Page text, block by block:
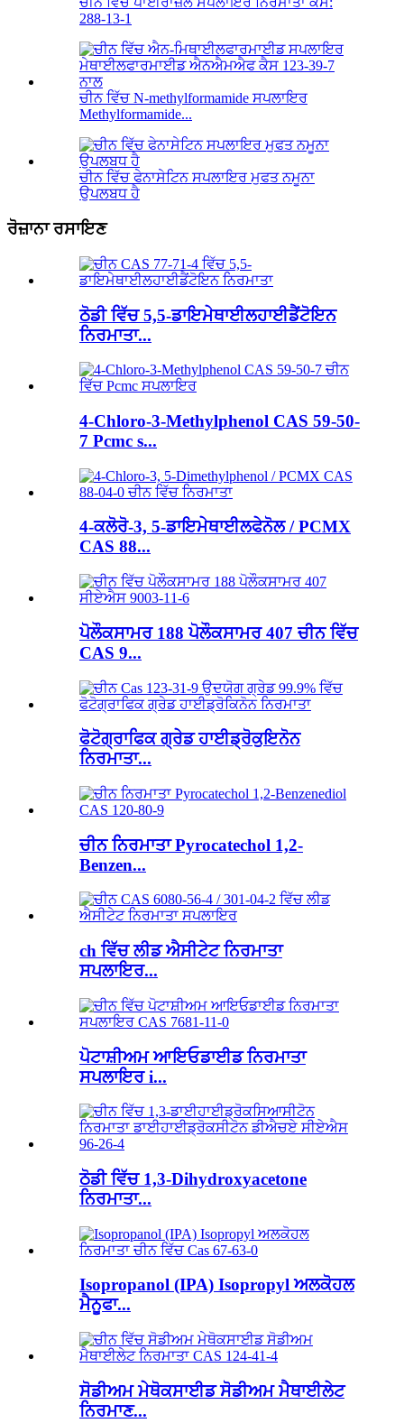
288-13-1
ਚੀਨ ਵਿੱਚ N-methylformamide ਸਪਲਾਇਰ
Methylformamide...
ਚੀਨ ਵਿੱਚ ਫੇਨਾਸੇਟਿਨ ਸਪਲਾਇਰ ਮੁਫਤ ਨਮੂਨਾ
ਉਪਲਬਧ ਹੈ
ਰੋਜ਼ਾਨਾ ਰਸਾਇਣ
ਠੋਡੀ ਵਿੱਚ 5,5-ਡਾਇਮੇਥਾਈਲਹਾਈਡੈਂਟੋਇਨ
ਨਿਰਮਾਤਾ...
4-Chloro-3-Methylphenol CAS 59-50-
7 Pcmc s...
4-ਕਲੋਰੋ-3, 5-ਡਾਇਮੇਥਾਈਲਫੇਨੋਲ / PCMX
CAS 88...
ਪੋਲੌਕਸਾਮਰ 188 ਪੋਲੌਕਸਾਮਰ 407 ਚੀਨ ਵਿੱਚ
CAS 9...
ਫੋਟੋਗ੍ਰਾਫਿਕ ਗ੍ਰੇਡ ਹਾਈਡ੍ਰੋਕੁਇਨੋਨ
ਨਿਰਮਾਤਾ...
ਚੀਨ ਨਿਰਮਾਤਾ Pyrocatechol 1,2-
Benzen...
ch ਵਿੱਚ ਲੀਡ ਐਸੀਟੇਟ ਨਿਰਮਾਤਾ
ਸਪਲਾਇਰ...
ਪੋਟਾਸ਼ੀਅਮ ਆਇਓਡਾਈਡ ਨਿਰਮਾਤਾ
ਸਪਲਾਇਰ i...
ਠੋਡੀ ਵਿੱਚ 1,3-Dihydroxyacetone
ਨਿਰਮਾਤਾ...
Isopropanol (IPA) Isopropyl ਅਲਕੋਹਲ
ਮੈਨੂਫਾ...
ਸੋਡੀਅਮ ਮੇਥੋਕਸਾਈਡ ਸੋਡੀਅਮ ਮੈਥਾਈਲੇਟ
ਨਿਰਮਾਣ...